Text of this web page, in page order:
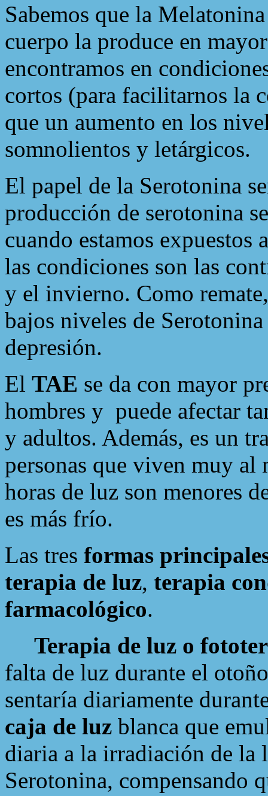
Sabemos que la
cuerpo la produce en
encontramos en
cortos (para facilitarnos la
que un aumento en los
somnolientos y letárgicos.
El papel de la Serotonina
producción de serotonina
cuando estamos
las condiciones son las
y el invierno. Como
bajos niveles de
depresión.
El TAE se da con mayor
hombres y puede afectar
y adultos. Además, es un
personas que viven muy al
horas de luz son menores
es más frío.
Las tres formas
terapia de luz, terapia
farmacológico.
Terapia de luz o
falta de luz durante el
sentaría diariamente
caja de luz blanca que
diaria a la irradiación de la
Serotonina, compensando